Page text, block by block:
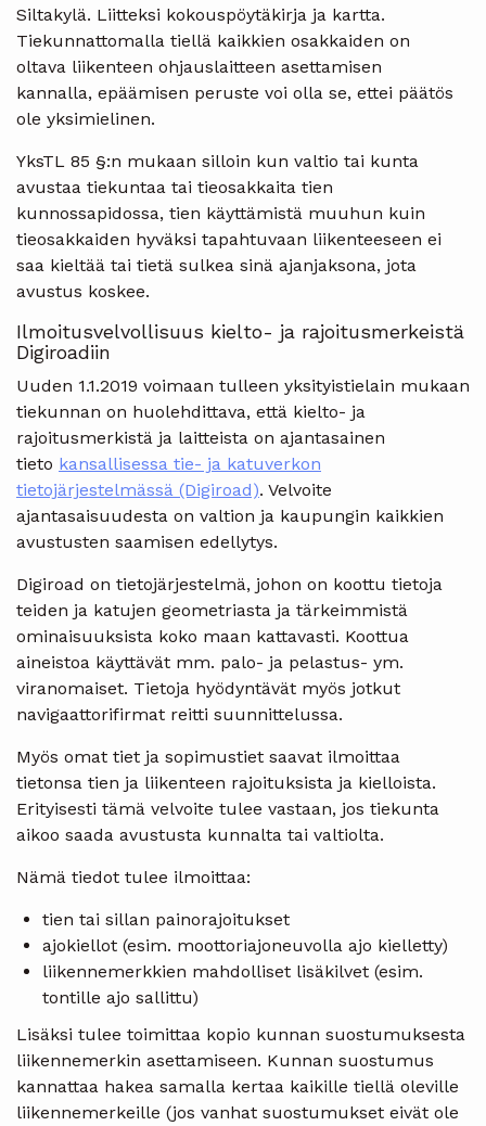
Siltakylä. Liitteksi kokouspöytäkirja ja kartta.
Tiekunnattomalla tiellä kaikkien osakkaiden on
oltava liikenteen ohjauslaitteen asettamisen
kannalla, epäämisen peruste voi olla se, ettei päätös
ole yksimielinen.
YksTL 85 §:n mukaan silloin kun valtio tai kunta
avustaa tiekuntaa tai tieosakkaita tien
kunnossapidossa, tien käyttämistä muuhun kuin
tieosakkaiden hyväksi tapahtuvaan liikenteeseen ei
saa kieltää tai tietä sulkea sinä ajanjaksona, jota
avustus koskee.
Ilmoitusvelvollisuus kielto- ja rajoitusmerkeistä
Digiroadiin
Uuden 1.1.2019 voimaan tulleen yksityistielain mukaan
tiekunnan on huolehdittava, että kielto- ja
rajoitusmerkistä ja laitteista on ajantasainen
tieto kansallisessa tie- ja katuverkon
tietojärjestelmässä (Digiroad). Velvoite
ajantasaisuudesta on valtion ja kaupungin kaikkien
avustusten saamisen edellytys.
Digiroad on tietojärjestelmä, johon on koottu tietoja
teiden ja katujen geometriasta ja tärkeimmistä
ominaisuuksista koko maan kattavasti. Koottua
aineistoa käyttävät mm. palo- ja pelastus- ym.
viranomaiset. Tietoja hyödyntävät myös jotkut
navigaattorifirmat reitti suunnittelussa.
Myös omat tiet ja sopimustiet saavat ilmoittaa
tietonsa tien ja liikenteen rajoituksista ja kielloista.
Erityisesti tämä velvoite tulee vastaan, jos tiekunta
aikoo saada avustusta kunnalta tai valtiolta.
Nämä tiedot tulee ilmoittaa:
tien tai sillan painorajoitukset
ajokiellot (esim. moottoriajoneuvolla ajo kielletty)
liikennemerkkien mahdolliset lisäkilvet (esim.
tontille ajo sallittu)
Lisäksi tulee toimittaa kopio kunnan suostumuksesta
liikennemerkin asettamiseen. Kunnan suostumus
kannattaa hakea samalla kertaa kaikille tiellä oleville
liikennemerkeille (jos vanhat suostumukset eivät ole